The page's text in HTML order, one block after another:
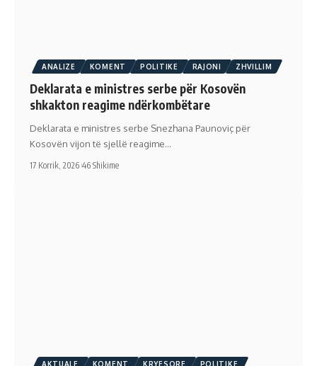
ANALIZE KOMENT POLITIKE RAJONI ZHVILLIM
Deklarata e ministres serbe për Kosovën
shkakton reagime ndërkombëtare
Deklarata e ministres serbe Snezhana Paunoviç për
Kosovën vijon të sjellë reagime…
17 Korrik, 2026 46 Shikime
AKTUALE KOMENT KRYESORE POLITIKE